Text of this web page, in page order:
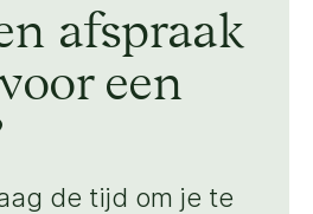
afspraak
een
de tijd om je te